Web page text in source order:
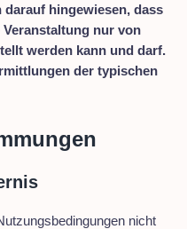
hingewiesen, dass
nur von
werden kann und darf.
der typischen
nicht